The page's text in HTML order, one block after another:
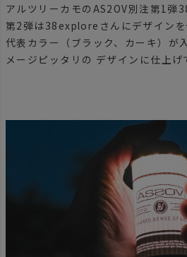
アルツリーカモのAS2OV別注第1弾
第2弾は38exploreさんにデザイン
代表カラー（ブラック、カーキ）が
メージピッタリの デザインに仕上げ